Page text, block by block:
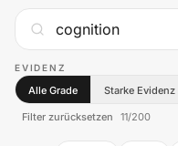
EVIDENZ
Alle Grade Starke Evidenz
Filter zurücksetzen 11/200